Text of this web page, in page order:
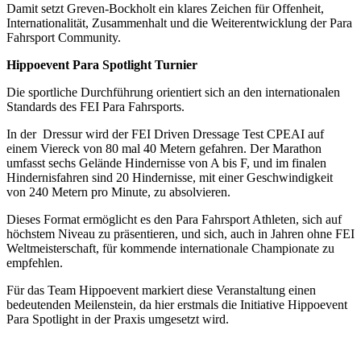
Damit setzt Greven-Bockholt ein klares Zeichen für Offenheit,
Internationalität, Zusammenhalt und die Weiterentwicklung der Para
Fahrsport Community.
Hippoevent Para Spotlight Turnier
Die sportliche Durchführung orientiert sich an den internationalen
Standards des FEI Para Fahrsports.
In der Dressur wird der FEI Driven Dressage Test CPEAI auf
einem Viereck von 80 mal 40 Metern gefahren. Der Marathon
umfasst sechs Gelände Hindernisse von A bis F, und im finalen
Hindernisfahren sind 20 Hindernisse, mit einer Geschwindigkeit
von 240 Metern pro Minute, zu absolvieren.
Dieses Format ermöglicht es den Para Fahrsport Athleten, sich auf
höchstem Niveau zu präsentieren, und sich, auch in Jahren ohne FEI
Weltmeisterschaft, für kommende internationale Championate zu
empfehlen.
Für das Team Hippoevent markiert diese Veranstaltung einen
bedeutenden Meilenstein, da hier erstmals die Initiative Hippoevent
Para Spotlight in der Praxis umgesetzt wird.